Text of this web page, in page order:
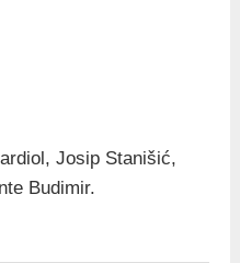
Josip Stanišić,
Budimir.